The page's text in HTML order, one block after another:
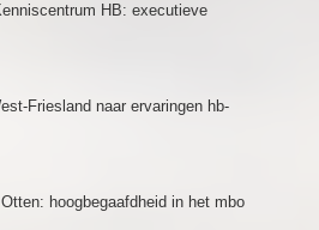
HB: executieve
Friesland naar ervaringen hb-
hoogbegaafdheid in het mbo